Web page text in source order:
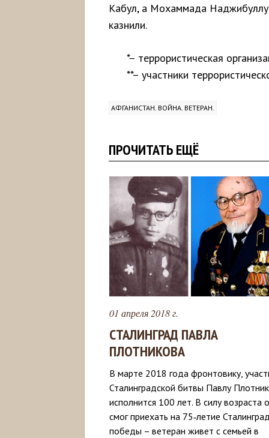
Кабул, а Мохаммада
казнили.
*– террористическая
**– участники
АФГАНИСТАН. ВОЙНА. ВЕТЕРАН.
ПРОЧИТАТЬ ЕЩЁ
01 апреля 2018 г.
СТАЛИНГРАД ПАВЛА
ПЛОТНИКОВА
В марте 2018 года фронтовику,
Сталинградской битвы Павлу
исполнится 100 лет. В силу возраста
смог приехать на 75‑летие
победы – ветеран живет с семьей в